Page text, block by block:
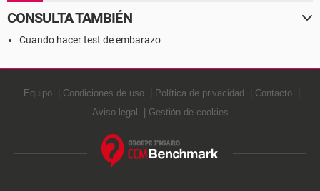
CONSULTA TAMBIÉN
Cuando hacer test de embarazo
Equipo Condiciones de uso Política de privacidad
Contacto
Aviso legal
Gestión de cookies